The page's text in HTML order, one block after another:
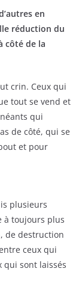
en
réduction du
côté de la
crin. Ceux qui
tout se vend et
qui
de côté, qui se
et pour
plusieurs
à toujours plus
de destruction
ceux qui
qui sont laissés